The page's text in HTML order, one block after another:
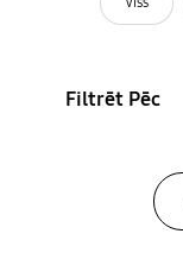
Filtrēt Pēc